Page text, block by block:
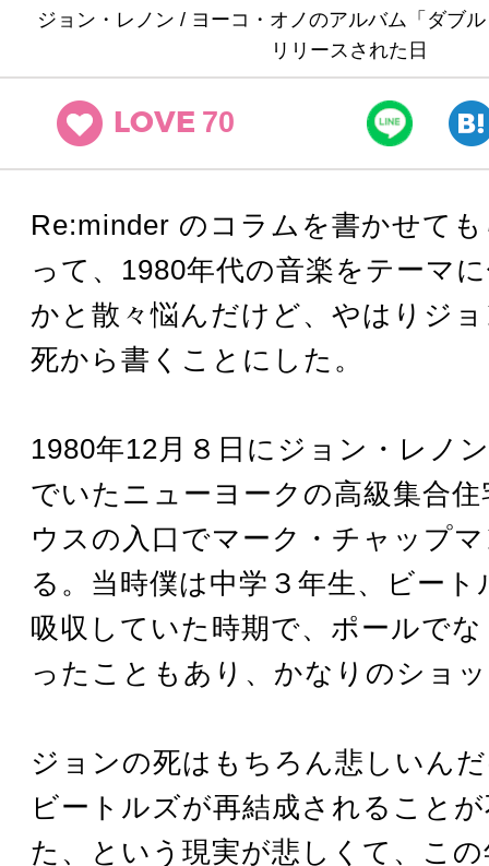
ジョン・レノン / ヨーコ・オノのアルバム「ダブ
リリースされた日
LOVE 70
Re:minder のコラムを書かせて
って、1980年代の音楽をテーマ
かと散々悩んだけど、やはりジ
死から書くことにした。
1980年12月８日にジョン・レノ
でいたニューヨークの高級集合
ウスの入口でマーク・チャップ
る。当時僕は中学３年生、ビー
吸収していた時期で、ポールで
ったこともあり、かなりのショ
ジョンの死はもちろん悲しいん
ビートルズが再結成されること
た、という現実が悲しくて、こ